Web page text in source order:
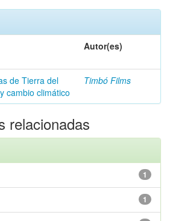
Autor(es)
de Tierra del
cambio climático
Timbó Films
relacionadas
1
1